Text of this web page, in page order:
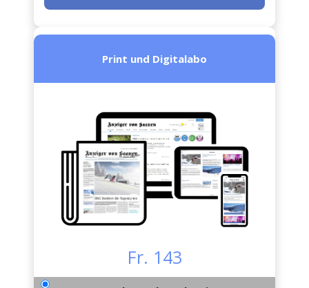
Print und Digitalabo
Fr. 143